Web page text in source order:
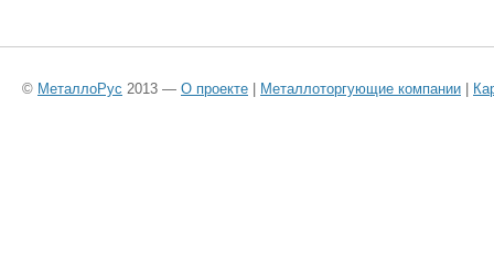
© МеталлоРус 2013 — О проекте | Металлоторгующие компании |